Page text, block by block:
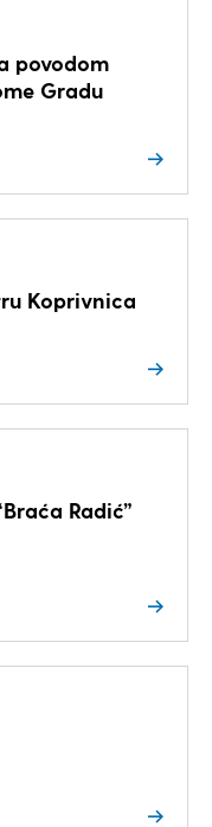
povodom
Gradu
Koprivnica
Radić”